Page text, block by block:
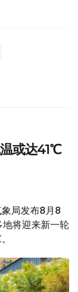
或达41℃
象局发布8月8
将迎来新一轮